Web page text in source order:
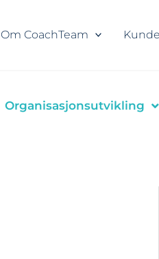
Om CoachTeam
Organisasjonsutvikling